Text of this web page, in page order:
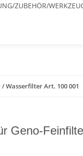
ZUBEHÖR/
Wasserfilter Art. 100 001
Geno-